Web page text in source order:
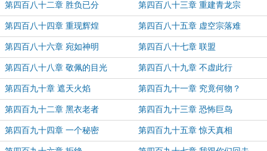
第四百八十二章 胜负已分 第四百八十三章 重建青龙宗
第四百八十四章 重现辉煌 第四百八十五章 虚空宗落难
第四百八十六章 宛如神明 第四百八十七章 联盟
第四百八十八章 敬佩的目光 第四百八十九章 不虚此行
第四百九十章 遮天火焰 第四百九十一章 究竟何物？
第四百九十二章 黑衣老者 第四百九十三章 恐怖巨鸟
第四百九十四章 一个秘密 第四百九十五章 惊天真相